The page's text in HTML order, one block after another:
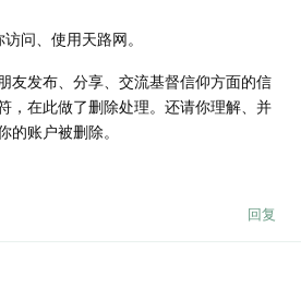
问、使用天路网。
友发布、分享、交流基督信仰方面的信
，在此做了删除处理。还请你理解、并
账户被删除。
回复